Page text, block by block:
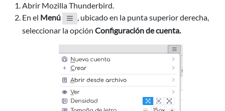
Abrir Mozilla Thunderbird.
En el Menú
, ubicado en la punta superior derecha,
seleccionar la opción Configuración de cuenta.